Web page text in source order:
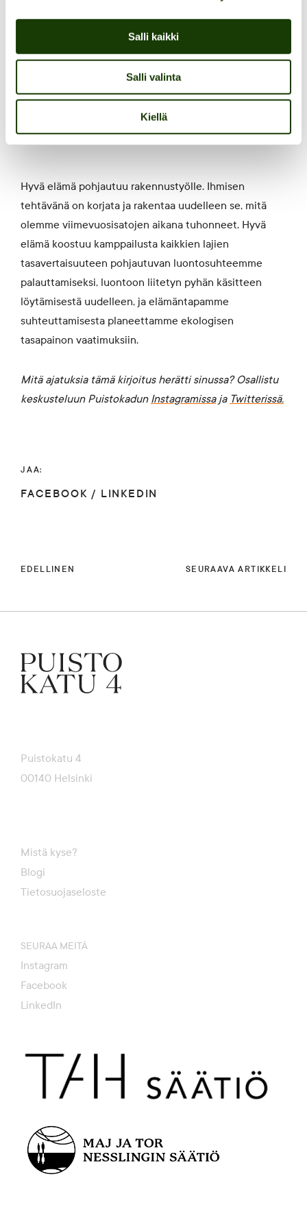
Salli kaikki
Salli valinta
Kiellä
joka kannattelee elämäämme voi hyvin, kaikki muut
Hyvä elämä pohjautuu rakennustyölle. Ihmisen
tehtävänä on korjata ja rakentaa uudelleen se, mitä
olemme viimevuosisatojen aikana tuhonneet. Hyvä
elämä koostuu kamppailusta kaikkien lajien
tasavertaisuuteen pohjautuvan luontosuhteemme
palauttamiseksi, luontoon liitetyn pyhän käsitteen
löytämisestä uudelleen, ja elämäntapamme
suhteuttamisesta planeettamme ekologisen
tasapainon vaatimuksiin.
Mitä ajatuksia tämä kirjoitus herätti sinussa? Osallistu
keskusteluun Puistokadun Instagramissaja Twitterissä.
JAA:
FACEBOOK / LINKEDIN
EDELLINEN SEURAAVA ARTIKKELI
Puistokatu 4
00140 Helsinki
Mistä kyse?
Blogi
Tietosuojaseloste
SEURAA MEITÄ
Instagram
Facebook
LinkedIn